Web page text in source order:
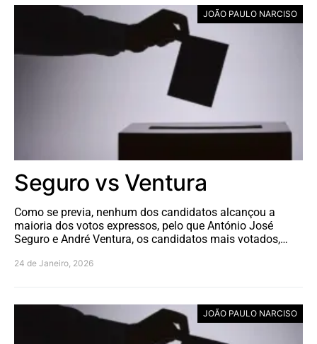
JOÃO PAULO NARCISO
Seguro vs Ventura
Como se previa, nenhum dos candidatos alcançou a
maioria dos votos expressos, pelo que António José
Seguro e André Ventura, os candidatos mais votados,…
24 de Janeiro, 2026
JOÃO PAULO NARCISO